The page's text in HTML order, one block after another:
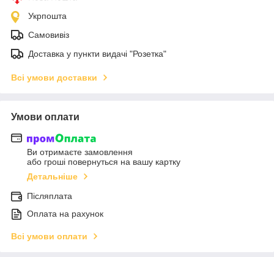
Укрпошта
Самовивіз
Доставка у пункти видачі "Розетка"
Всі умови доставки
Умови оплати
Ви отримаєте замовлення
або гроші повернуться на вашу картку
Детальніше
Післяплата
Оплата на рахунок
Всі умови оплати